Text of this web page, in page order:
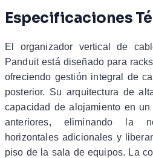
Especificaciones
El organizador vertical de
Panduit está diseñado para
ofreciendo gestión integral de
posterior. Su arquitectura de
capacidad de alojamiento en
anteriores, eliminando la
horizontales adicionales y
piso de la sala de equipos. La